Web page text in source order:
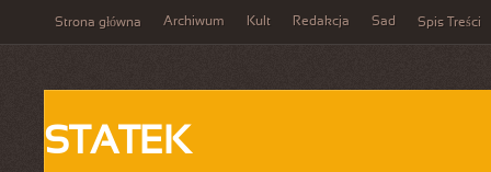
Strona główna Archiwum Kult Redakcja Sad Spis Treści
STATEK